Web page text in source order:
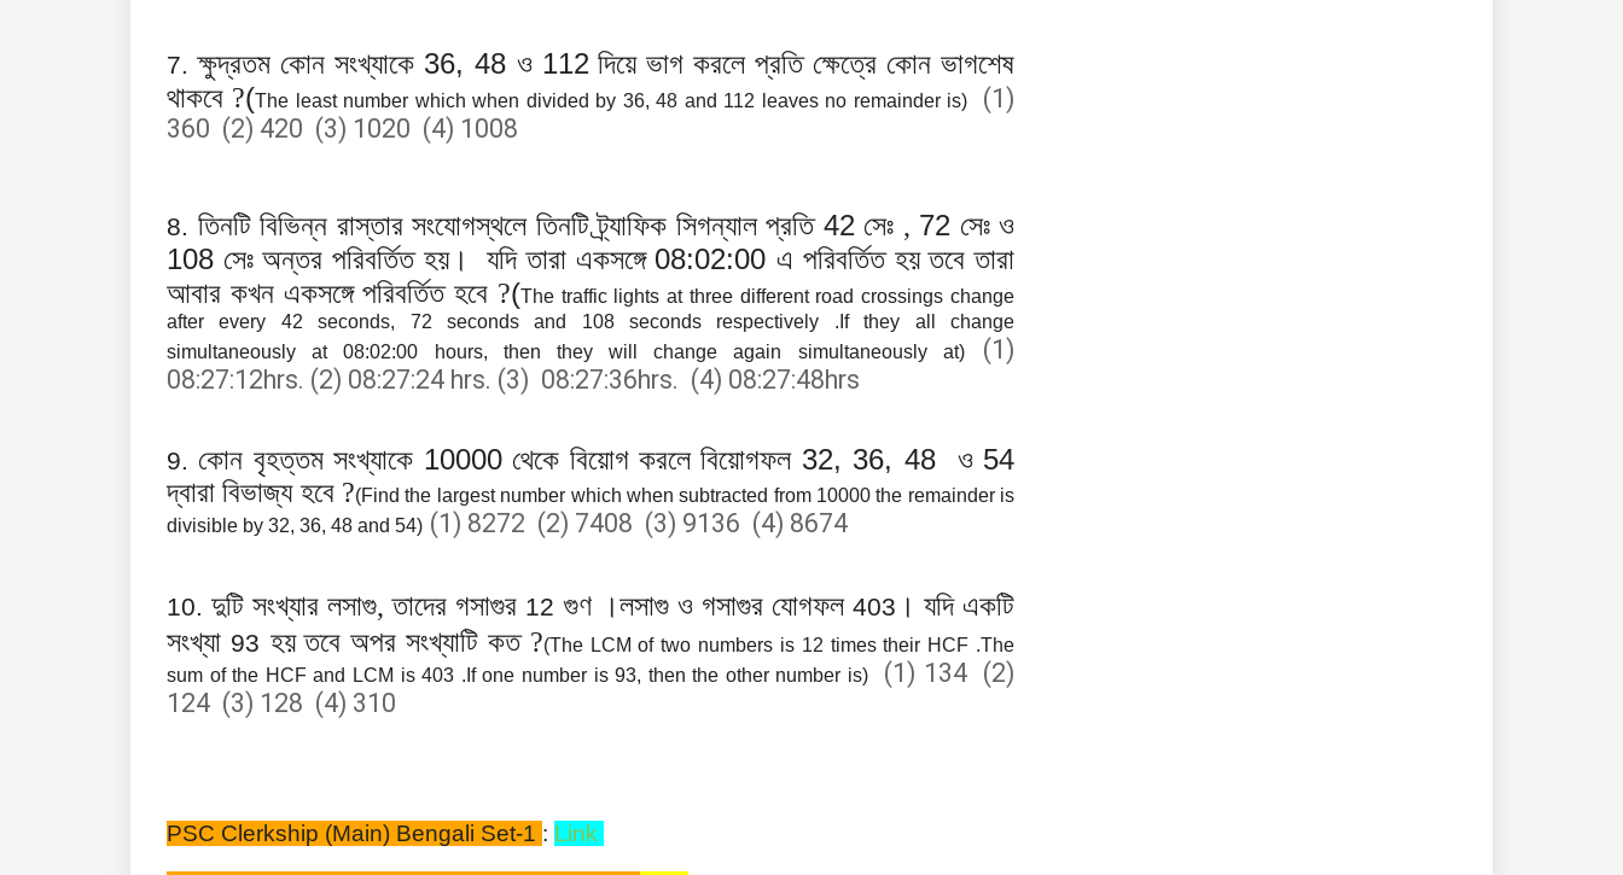
7.ক্ষুদ্রতম কোন সংখ্যাকে 36, 48 ও 112 দিয়ে ভাগ করলে প্রতি ক্ষেত্রে কোন ভাগশেষ
থাকবে ?(The least number which when divided by 36, 48 and 112 leaves no remainder is)
(1)
360 (2) 420 (3) 1020 (4) 1008
8. তিনটি বিভিন্ন রাস্তার সংযোগস্থলে তিনটি ট্র্যাফিক সিগন্যাল প্রতি 42 সেঃ , 72 সেঃ ও
108 সেঃ অন্তর পরিবর্তিত হয়। যদি তারা একসঙ্গে 08:02:00এ পরিবর্তিত হয় তবে তারা
আবার কখন একসঙ্গে পরিবর্তিত হবে ?(The traffic lights at three different road crossings change
after every 42 seconds, 72 seconds and 108 seconds respectively .If they all change
simultaneously at 08:02:00 hours, then they will change again simultaneously at)
(1)
08:27:12hrs. (2) 08:27:24 hrs. (3) 08:27:36hrs. (4) 08:27:48hrs
9. কোন বৃহত্তম সংখ্যাকে 10000 থেকে বিয়োগ করলে বিয়োগফল 32, 36, 48 ও 54
দ্বারা বিভাজ্য হবে ?(Find the largest number which when subtracted from 10000 the remainder is
divisible by 32, 36, 48 and 54) (1) 8272 (2) 7408 (3) 9136 (4) 8674
10. দুটি সংখ্যার লসাগু, তাদের গসাগুর 12 গুণ ।লসাগু ও গসাগুর যোগফল 403 । যদি একটি
সংখ্যা 93 হয় তবে অপর সংখ্যাটি কত ?(The LCM of two numbers is 12 times their HCF .The
sum of the HCF and LCM is 403 .If one number is 93, then the other number is)
(1) 134 (2)
124 (3) 128 (4) 310
PSC Clerkship (Main) Bengali Set-1 : Link